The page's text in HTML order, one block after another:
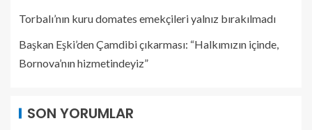
Torbalı’nın kuru domates emekçileri yalnız bırakılmadı
Başkan Eşki’den Çamdibi çıkarması: “Halkımızın içinde,
Bornova’nın hizmetindeyiz”
SON YORUMLAR